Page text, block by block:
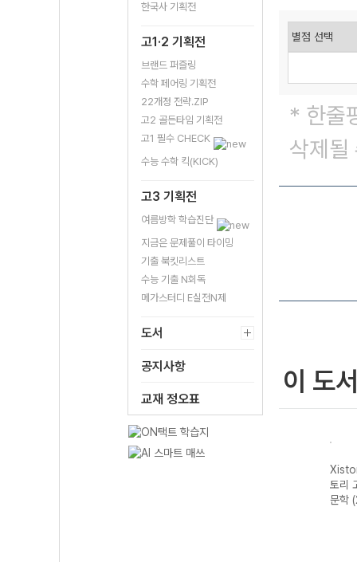
한국사 기획전
고1·2 기획전
브랜드 퍼즐링
수학 페어링 기획전
22개정 전략.ZIP
고2 골든타임 기획전
고1 필수 CHECK
수능 수학 킥(KICK)
고3 기획전
여름방학 학습진단
지금은 문제풀이 타이밍
기출 북킷리스트
수능 기출 N회독
메가스터디 E실전N제
도서
공지사항
교재 정오표
* 한줄
삭제될
이 도
토리
문학